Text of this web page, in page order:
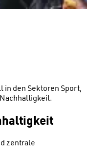
in den Sektoren Sport,
zentrale